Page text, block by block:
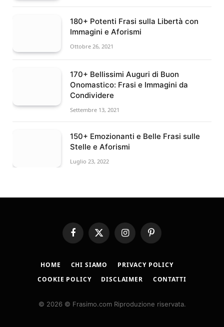
180+ Potenti Frasi sulla Libertà con
Immagini e Aforismi
Ottobre 26, 2021
170+ Bellissimi Auguri di Buon
Onomastico: Frasi e Immagini da
Condividere
Settembre 13, 2021
150+ Emozionanti e Belle Frasi sulle
Stelle e Aforismi
Luglio 23, 2022
Facebook
X
(Twitter)
InstagramPinterest
HOME CHI SIAMO
PRIVACY POLICY
COOKIE POLICY
DISCLAIMER CONTATTI
© 2026 © Frasimo.com Riproduzione riservata.